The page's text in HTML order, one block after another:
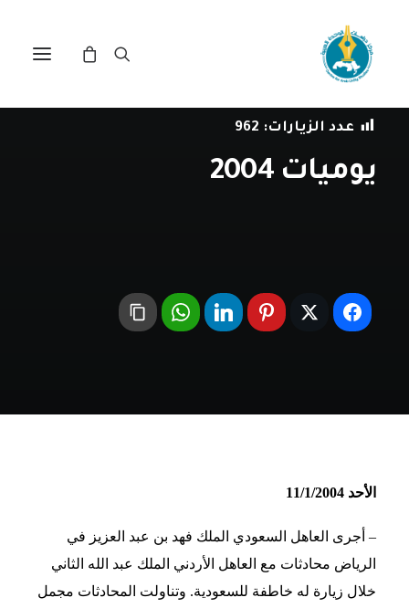
فيالعلاقات العربية-العربية
عدد الزيارات: 962
يوميات 2004
الأحد 11/1/2004
– أجرى العاهل السعودي الملك فهد بن عبد العزيز في
الرياض محادثات مع العاهل الأردني الملك عبد الله الثاني
خلال زيارة له خاطفة للسعودية. وتناولت المحادثات مجمل